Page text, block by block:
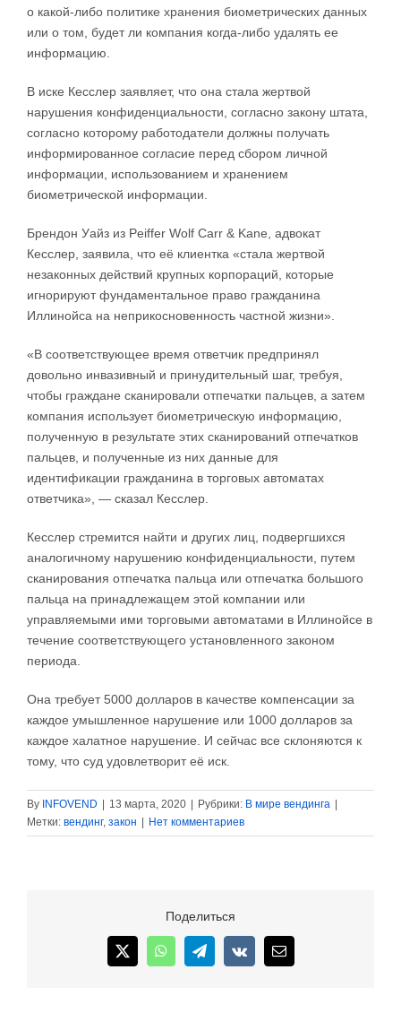
о какой-либо политике хранения биометрических данных
или о том, будет ли компания когда-либо удалять ее
информацию.
В иске Кесслер заявляет, что она стала жертвой
нарушения конфиденциальности, согласно закону штата,
согласно которому работодатели должны получать
информированное согласие перед сбором личной
информации, использованием и хранением
биометрической информации.
Брендон Уайз из Peiffer Wolf Carr & Kane, адвокат
Кесслер, заявила, что её клиентка «стала жертвой
незаконных действий крупных корпораций, которые
игнорируют фундаментальное право гражданина
Иллинойса на неприкосновенность частной жизни».
«В соответствующее время ответчик предпринял
довольно инвазивный и принудительный шаг, требуя,
чтобы граждане сканировали отпечатки пальцев, а затем
компания использует биометрическую информацию,
полученную в результате этих сканирований отпечатков
пальцев, и полученные из них данные для
идентификации гражданина в торговых автоматах
ответчика», — сказал Кесслер.
Кесслер стремится найти и других лиц, подвергшихся
аналогичному нарушению конфиденциальности, путем
сканирования отпечатка пальца или отпечатка большого
пальца на принадлежащем этой компании или
управляемыми ими торговыми автоматами в Иллинойсе в
течение соответствующего установленного законом
периода.
Она требует 5000 долларов в качестве компенсации за
каждое умышленное нарушение или 1000 долларов за
каждое халатное нарушение. И сейчас все склоняются к
тому, что суд удовлетворит её иск.
By INFOVEND 13 марта, 2020 Рубрики: В мире вендинга
Метки: вендинг, закон Нет комментариев
Поделиться
X WhatsAppTelegram
Vk Email